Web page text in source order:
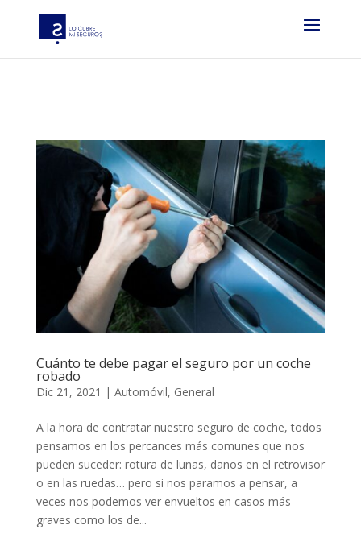
gtm4wp_the_gtm_tag(); } ?
Cuánto te debe pagar el seguro por un coche
robado
Dic 21, 2021 | Automóvil, General
A la hora de contratar nuestro seguro de coche, todos
pensamos en los percances más comunes que nos
pueden suceder: rotura de lunas, daños en el retrovisor
o en las ruedas… pero si nos paramos a pensar, a
veces nos podemos ver envueltos en casos más
graves como los de...